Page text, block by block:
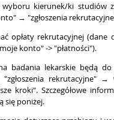
kierunek/ki studiów
→ "zgłoszenia
opłaty rekrutacyjnej (dane
konto" -> "płatności").
badania lekarskie będą
rekrutacyjne"
kroki". Szczegółowe
się poniżej.